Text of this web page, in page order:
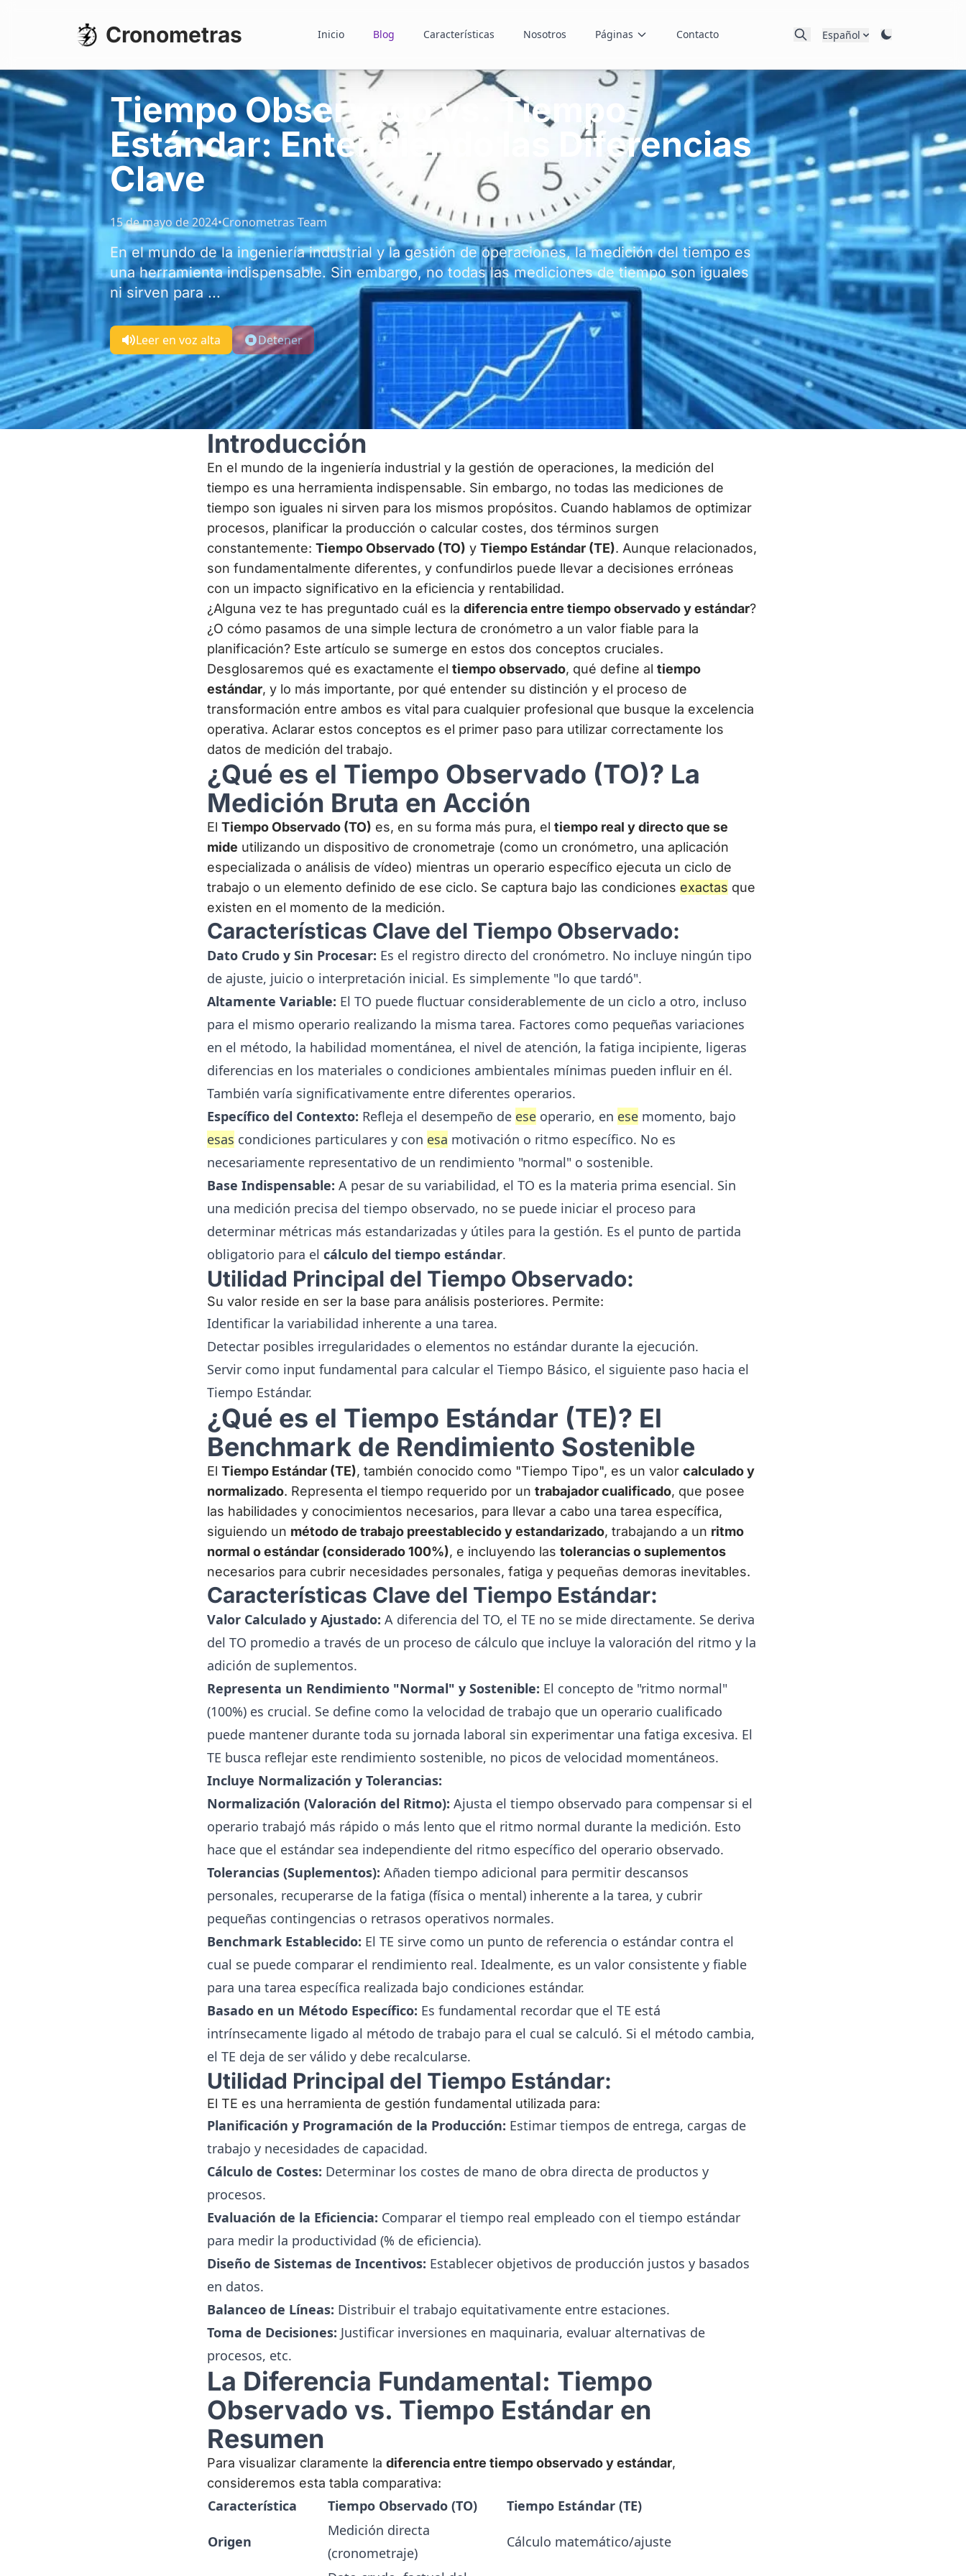
Cronometras Inicio Blog Características Nosotros Páginas Contacto Español
Tiempo Observado vs. Tiempo
Estándar: Entendiendo las Diferencias
Clave
15 de mayo de 2024•Cronometras Team
En el mundo de la ingeniería industrial y la gestión de operaciones, la medición del tiempo es
una herramienta indispensable. Sin embargo, no todas las mediciones de tiempo son iguales
ni sirven para ...
Leer en voz alta Detener
Introducción
En el mundo de la ingeniería industrial y la gestión de operaciones, la medición del
tiempo es una herramienta indispensable. Sin embargo, no todas las mediciones de
tiempo son iguales ni sirven para los mismos propósitos. Cuando hablamos de optimizar
procesos, planificar la producción o calcular costes, dos términos surgen
constantemente: Tiempo Observado (TO) y Tiempo Estándar (TE). Aunque relacionados,
son fundamentalmente diferentes, y confundirlos puede llevar a decisiones erróneas
con un impacto significativo en la eficiencia y rentabilidad.
¿Alguna vez te has preguntado cuál es la diferencia entre tiempo observado y estándar?
¿O cómo pasamos de una simple lectura de cronómetro a un valor fiable para la
planificación? Este artículo se sumerge en estos dos conceptos cruciales.
Desglosaremos qué es exactamente el tiempo observado, qué define al tiempo
estándar, y lo más importante, por qué entender su distinción y el proceso de
transformación entre ambos es vital para cualquier profesional que busque la excelencia
operativa. Aclarar estos conceptos es el primer paso para utilizar correctamente los
datos de medición del trabajo.
¿Qué es el Tiempo Observado (TO)? La
Medición Bruta en Acción
El Tiempo Observado (TO) es, en su forma más pura, el tiempo real y directo que se
mide utilizando un dispositivo de cronometraje (como un cronómetro, una aplicación
especializada o análisis de vídeo) mientras un operario específico ejecuta un ciclo de
trabajo o un elemento definido de ese ciclo. Se captura bajo las condiciones exactas que
existen en el momento de la medición.
Características Clave del Tiempo Observado:
Dato Crudo y Sin Procesar: Es el registro directo del cronómetro. No incluye ningún tipo
de ajuste, juicio o interpretación inicial. Es simplemente "lo que tardó".
Altamente Variable: El TO puede fluctuar considerablemente de un ciclo a otro, incluso
para el mismo operario realizando la misma tarea. Factores como pequeñas variaciones
en el método, la habilidad momentánea, el nivel de atención, la fatiga incipiente, ligeras
diferencias en los materiales o condiciones ambientales mínimas pueden influir en él.
También varía significativamente entre diferentes operarios.
Específico del Contexto: Refleja el desempeño de ese operario, en ese momento, bajo
esas condiciones particulares y con esa motivación o ritmo específico. No es
necesariamente representativo de un rendimiento "normal" o sostenible.
Base Indispensable: A pesar de su variabilidad, el TO es la materia prima esencial. Sin
una medición precisa del tiempo observado, no se puede iniciar el proceso para
determinar métricas más estandarizadas y útiles para la gestión. Es el punto de partida
obligatorio para el cálculo del tiempo estándar.
Utilidad Principal del Tiempo Observado:
Su valor reside en ser la base para análisis posteriores. Permite:
Identificar la variabilidad inherente a una tarea.
Detectar posibles irregularidades o elementos no estándar durante la ejecución.
Servir como input fundamental para calcular el Tiempo Básico, el siguiente paso hacia el
Tiempo Estándar.
¿Qué es el Tiempo Estándar (TE)? El
Benchmark de Rendimiento Sostenible
El Tiempo Estándar (TE), también conocido como "Tiempo Tipo", es un valor calculado y
normalizado. Representa el tiempo requerido por un trabajador cualificado, que posee
las habilidades y conocimientos necesarios, para llevar a cabo una tarea específica,
siguiendo un método de trabajo preestablecido y estandarizado, trabajando a un ritmo
normal o estándar (considerado 100%), e incluyendo las tolerancias o suplementos
necesarios para cubrir necesidades personales, fatiga y pequeñas demoras inevitables.
Características Clave del Tiempo Estándar:
Valor Calculado y Ajustado: A diferencia del TO, el TE no se mide directamente. Se deriva
del TO promedio a través de un proceso de cálculo que incluye la valoración del ritmo y la
adición de suplementos.
Representa un Rendimiento "Normal" y Sostenible: El concepto de "ritmo normal"
(100%) es crucial. Se define como la velocidad de trabajo que un operario cualificado
puede mantener durante toda su jornada laboral sin experimentar una fatiga excesiva. El
TE busca reflejar este rendimiento sostenible, no picos de velocidad momentáneos.
Incluye Normalización y Tolerancias:
Normalización (Valoración del Ritmo): Ajusta el tiempo observado para compensar si el
operario trabajó más rápido o más lento que el ritmo normal durante la medición. Esto
hace que el estándar sea independiente del ritmo específico del operario observado.
Tolerancias (Suplementos): Añaden tiempo adicional para permitir descansos
personales, recuperarse de la fatiga (física o mental) inherente a la tarea, y cubrir
pequeñas contingencias o retrasos operativos normales.
Benchmark Establecido: El TE sirve como un punto de referencia o estándar contra el
cual se puede comparar el rendimiento real. Idealmente, es un valor consistente y fiable
para una tarea específica realizada bajo condiciones estándar.
Basado en un Método Específico: Es fundamental recordar que el TE está
intrínsecamente ligado al método de trabajo para el cual se calculó. Si el método cambia,
el TE deja de ser válido y debe recalcularse.
Utilidad Principal del Tiempo Estándar:
El TE es una herramienta de gestión fundamental utilizada para:
Planificación y Programación de la Producción: Estimar tiempos de entrega, cargas de
trabajo y necesidades de capacidad.
Cálculo de Costes: Determinar los costes de mano de obra directa de productos y
procesos.
Evaluación de la Eficiencia: Comparar el tiempo real empleado con el tiempo estándar
para medir la productividad (% de eficiencia).
Diseño de Sistemas de Incentivos: Establecer objetivos de producción justos y basados
en datos.
Balanceo de Líneas: Distribuir el trabajo equitativamente entre estaciones.
Toma de Decisiones: Justificar inversiones en maquinaria, evaluar alternativas de
procesos, etc.
La Diferencia Fundamental: Tiempo
Observado vs. Tiempo Estándar en
Resumen
Para visualizar claramente la diferencia entre tiempo observado y estándar,
consideremos esta tabla comparativa:
Característica Tiempo Observado (TO) Tiempo Estándar (TE)
Origen
Medición directa
(cronometraje)
Cálculo matemático/ajuste